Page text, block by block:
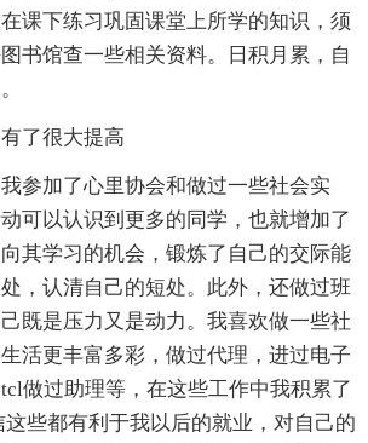
课下练习巩固课堂上所学的知识，须
书馆查一些相关资料。日积月累，自
了很大提高
参加了心里协会和做过一些社会实
可以认识到更多的同学，也就增加了
其学习的机会，锻炼了自己的交际能
，认清自己的短处。此外，还做过班
既是压力又是动力。我喜欢做一些社
活更丰富多彩，做过代理，进过电子
做过助理等，在这些工作中我积累了
些都有利于我以后的就业，对自己的